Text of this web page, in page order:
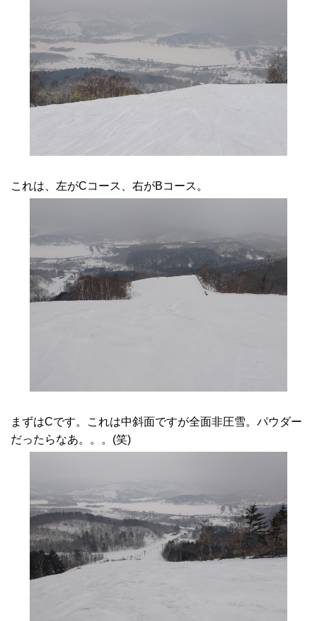
これは、左がCコース、右がBコース。
まずはCです。これは中斜面ですが全面非圧雪。パウダー
だったらなあ。。。(笑)